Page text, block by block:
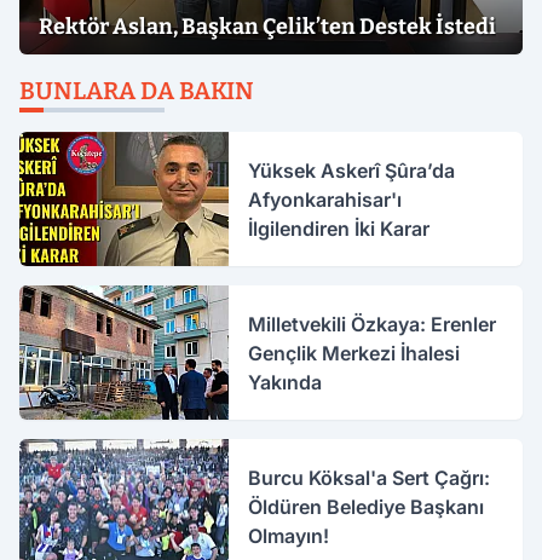
Rektör Aslan, Başkan Çelik’ten Destek İstedi
BUNLARA DA BAKIN
Yüksek Askerî Şûra’da
Afyonkarahisar'ı
İlgilendiren İki Karar
Milletvekili Özkaya: Erenler
Gençlik Merkezi İhalesi
Yakında
Burcu Köksal'a Sert Çağrı:
Öldüren Belediye Başkanı
Olmayın!